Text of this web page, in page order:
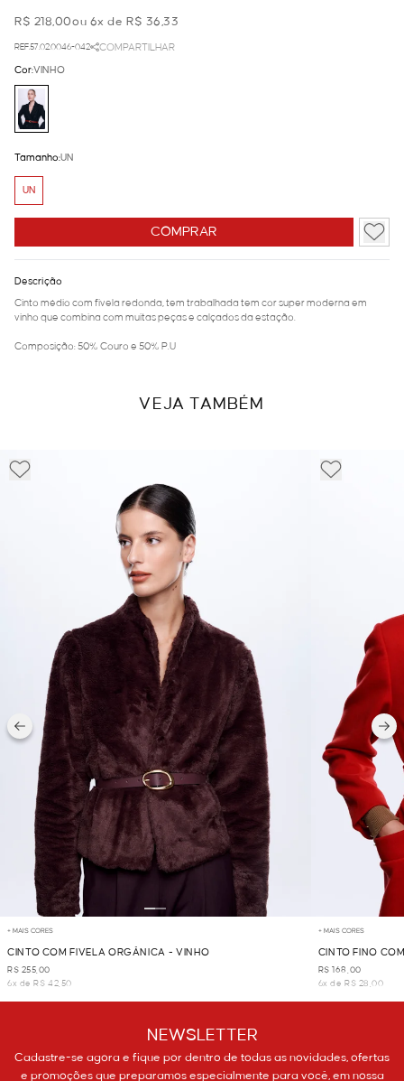
R$ 218,00ou 6x de R$ 36,33
REF.57.02.0046-042 COMPARTILHAR
COMPRAR
Cor:VINHO
Tamanho:UN
UN
Descrição
Cinto médio com fivela redonda, tem trabalhada tem cor super moderna em
vinho que combina com muitas peças e calçados da estação.
Composição: 50% Couro e 50% P.U
VEJA TAMBÉM
+ MAIS CORES
CINTO COM FIVELA ORGÂNICA - VINHO
R$ 255,00
6x de R$ 42,50
+ MAIS CORES
CINTO FINO
R$ 168,00
6x de R$ 28,00
NEWSLETTER
Cadastre-se agora e fique por dentro de todas as novidades, ofertas
e promoções que preparamos especialmente para você, em nossa